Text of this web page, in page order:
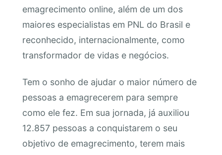
emagrecimento online, além de um dos
maiores especialistas em PNL do Brasil e
reconhecido, internacionalmente, como
transformador de vidas e negócios.
Tem o sonho de ajudar o maior número de
pessoas a emagrecerem para sempre
como ele fez. Em sua jornada, já auxiliou
12.857 pessoas a conquistarem o seu
objetivo de emagrecimento, terem mais